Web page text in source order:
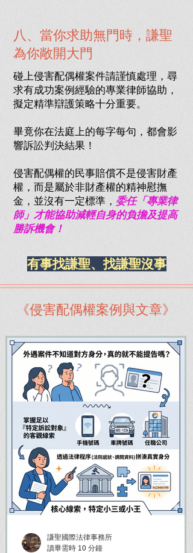
八、當你求助無門時，謙聖
為你敞開大門
碰上侵害配偶權案件請謹慎處理，尋
求有成功案例經驗的專業律師協助，
擬定精準辯護策略十分重要。
畢竟你在法庭上的每字每句，都會影
響訴訟判決結果！
侵害配偶權的民事賠償不是侵害財產
權，而是屬於非財產權的精神慰撫
金，並沒有一定標準， 委任「專業律
師」才能協助減輕自身的負擔及提高
勝訴機會！
有事找謙聖、找謙聖沒事
《侵害配偶權案例與文章》
謙聖國際法律事務所
讀畢需時 10 分鐘